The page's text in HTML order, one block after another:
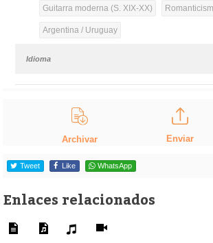
Guitarra moderna (S. XIX-XX)
Argentina / Uruguay
Idioma
Archivar Enviar
Tweet Like WhatsApp
Enlaces relacionados